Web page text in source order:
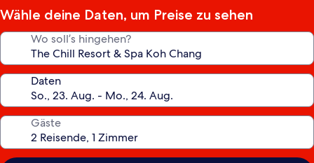
Wähle deine Daten, um Preise zu sehen
Wo soll’s hingehen?
Daten
Gäste